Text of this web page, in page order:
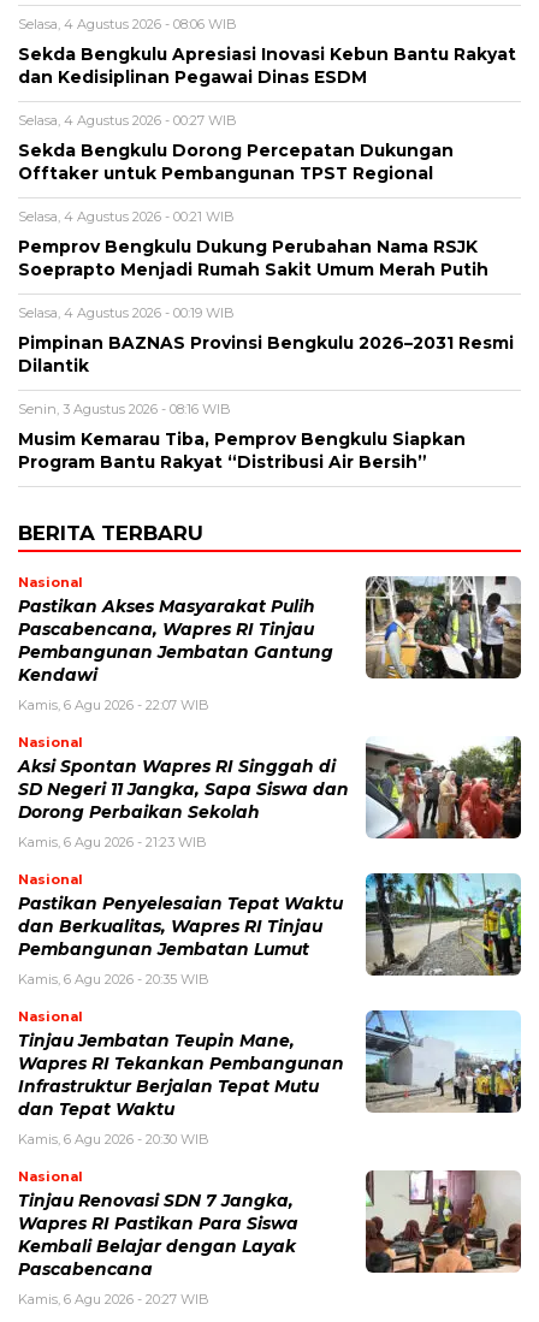
Selasa, 4 Agustus 2026 - 08:06 WIB
Sekda Bengkulu Apresiasi Inovasi Kebun Bantu Rakyat
dan Kedisiplinan Pegawai Dinas ESDM
Selasa, 4 Agustus 2026 - 00:27 WIB
Sekda Bengkulu Dorong Percepatan Dukungan
Offtaker untuk Pembangunan TPST Regional
Selasa, 4 Agustus 2026 - 00:21 WIB
Pemprov Bengkulu Dukung Perubahan Nama RSJK
Soeprapto Menjadi Rumah Sakit Umum Merah Putih
Selasa, 4 Agustus 2026 - 00:19 WIB
Pimpinan BAZNAS Provinsi Bengkulu 2026–2031 Resmi
Dilantik
Senin, 3 Agustus 2026 - 08:16 WIB
Musim Kemarau Tiba, Pemprov Bengkulu Siapkan
Program Bantu Rakyat “Distribusi Air Bersih”
BERITA TERBARU
Nasional
Pastikan Akses Masyarakat Pulih
Pascabencana, Wapres RI Tinjau
Pembangunan Jembatan Gantung
Kendawi
Kamis, 6 Agu 2026 - 22:07 WIB
Nasional
Aksi Spontan Wapres RI Singgah di
SD Negeri 11 Jangka, Sapa Siswa dan
Dorong Perbaikan Sekolah
Kamis, 6 Agu 2026 - 21:23 WIB
Nasional
Pastikan Penyelesaian Tepat Waktu
dan Berkualitas, Wapres RI Tinjau
Pembangunan Jembatan Lumut
Kamis, 6 Agu 2026 - 20:35 WIB
Nasional
Tinjau Jembatan Teupin Mane,
Wapres RI Tekankan Pembangunan
Infrastruktur Berjalan Tepat Mutu
dan Tepat Waktu
Kamis, 6 Agu 2026 - 20:30 WIB
Nasional
Tinjau Renovasi SDN 7 Jangka,
Wapres RI Pastikan Para Siswa
Kembali Belajar dengan Layak
Pascabencana
Kamis, 6 Agu 2026 - 20:27 WIB